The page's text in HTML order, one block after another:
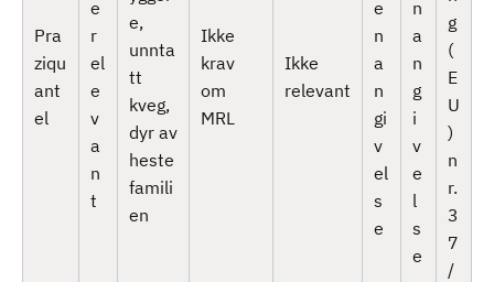
Pra
ziqu
ant
el
e
r
el
e
v
a
n
t
e,
unnta
tt
kveg,
dyr av
heste
famili
en
Ikke
krav
om
MRL
Ikke
relevant
e
n
a
n
gi
v
el
s
e
n
a
n
g
i
v
e
l
s
e
g
(
E
U
)
n
r.
3
7
/